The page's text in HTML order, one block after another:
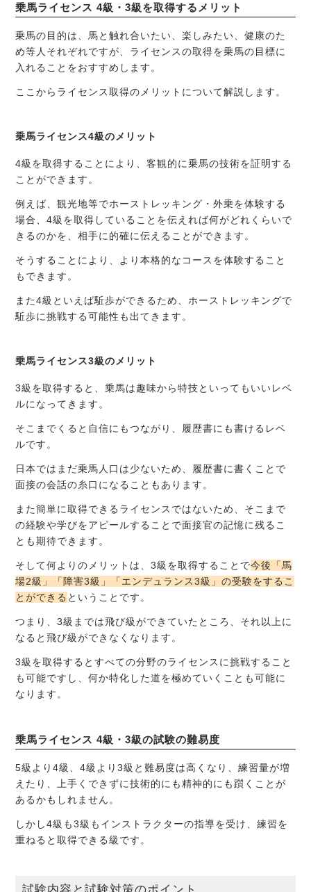
乗馬ライセンス 4級・3級を取得するメリット
乗馬の目的は、馬と触れ合いたい、楽しみたい、健康のた
め等人それぞれですが、ライセンスの取得を乗馬の目標に
入れることをおすすめします。
ここからライセンス取得のメリットについて解説します。
乗馬ライセンス4級のメリット
4級を取得することにより、客観的に乗馬の技術を証明する
ことができます。
例えば、観光地等でホーストレッキング・外乗を体験する
場合、4級を取得していることを伝えれば何がどれくらいで
きるのかを、相手に的確に伝えることができます。
そうすることにより、より本格的なコースを体験すること
もできます。
また4級といえば駈歩ができるため、ホーストレッキングで
駈歩に挑戦する可能性も出てきます。
乗馬ライセンス3級のメリット
3級を取得すると、乗馬は趣味から特技といってもいいレベ
ルになってきます。
そこまでくると自信にもつながり、履歴書にも書けるレベ
ルです。
日本ではまだ乗馬人口は少ないため、履歴書に書くことで
面接の会話の糸口になることもあります。
また簡単に取得できるライセンスではないため、そこまで
の経験や学びをアピールすることで面接官の記憶に残るこ
とも期待できます。
そして何よりのメリットは、3級を取得することで今後「馬
場2級」「障害3級」「エンデュランス3級」の受験をするこ
とができる ということです。
つまり、3級までは飛び級ができていたところ、それ以上に
なると飛び級ができなくなります。
3級を取得するとすべての分野のライセンスに挑戦すること
も可能ですし、何か特化した道を極めていくことも可能に
なります。
乗馬ライセンス 4級・3級の試験の難易度
5級より4級、4級より3級と難易度は高くなり、練習量が増
えたり、上手くできずに技術的にも精神的にも躓くことが
あるかもしれません。
しかし4級も3級もインストラクターの指導を受け、練習を
重ねると取得できる級です。
試験内容と試験対策のポイント